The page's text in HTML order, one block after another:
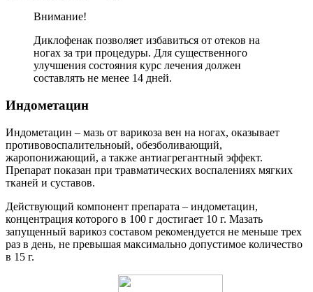
Внимание!
Диклофенак позволяет избавиться от отеков на
ногах за три процедуры. Для существенного
улучшения состояния курс лечения должен
составлять не менее 14 дней.
Индометацин
Индометацин – мазь от варикоза вен на ногах, оказывает
противовоспалительноый, обезболивающий,
жаропонижающий, а также антиагрегантный эффект.
Препарат показан при травматических воспалениях мягких
тканей и суставов.
Действующий компонент препарата – индометацин,
концентрация которого в 100 г достигает 10 г. Мазать
запущенный варикоз составом рекомендуется не меньше трех
раз в день, не превышая максимально допустимое количество
в 15 г.